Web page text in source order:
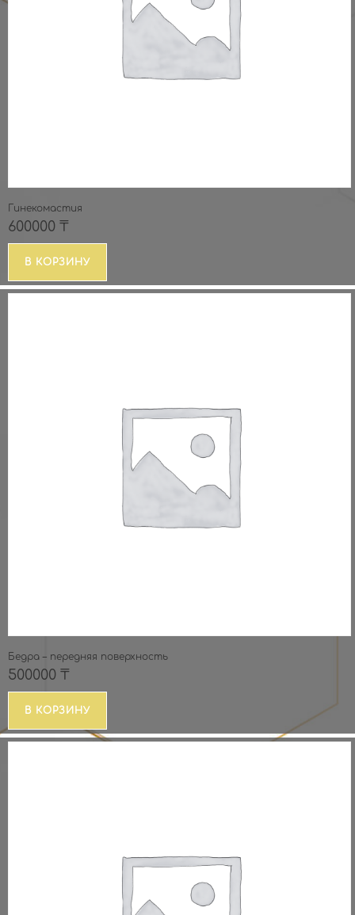
Гинекомастия
600000 ₸
В КОРЗИНУ
Бедра – передняя поверхность
500000 ₸
В КОРЗИНУ